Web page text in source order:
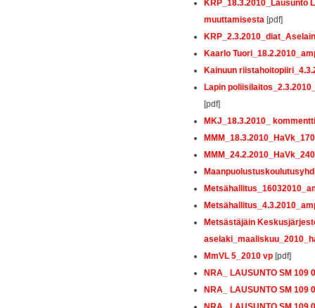
KRP_18.3.2010_Lausunto
muuttamisesta [pdf]
Kaarlo
Kainuun
Lapin
[pdf]
MKJ_18.3.2010_
Metsästäjäin
MmVL 5_2010 vp [pdf]
NRA_ LAUSUNTO SM 109
NRA_ LAUSUNTO SM 109